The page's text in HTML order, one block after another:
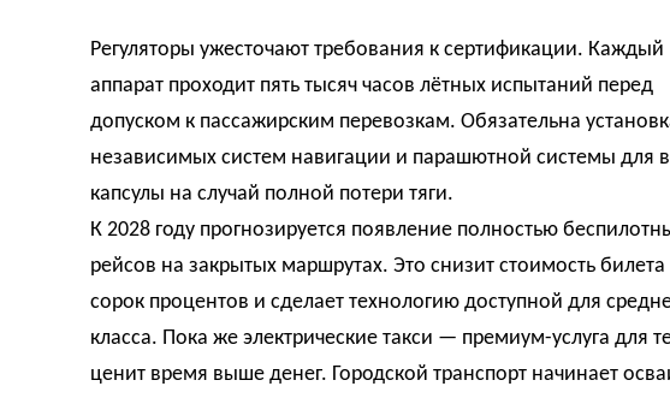
Регуляторы ужесточают требования к сертификации. Каждый
аппарат проходит пять тысяч часов лётных испытаний перед
допуском к пассажирским перевозкам. Обязательна
независимых систем навигации и парашютной системы для
капсулы на случай полной потери тяги.
К 2028 году прогнозируется появление полностью
рейсов на закрытых маршрутах. Это снизит стоимость билета
сорок процентов и сделает технологию доступной для
класса. Пока же электрические такси — премиум-услуга для
ценит время выше денег. Городской транспорт начинает